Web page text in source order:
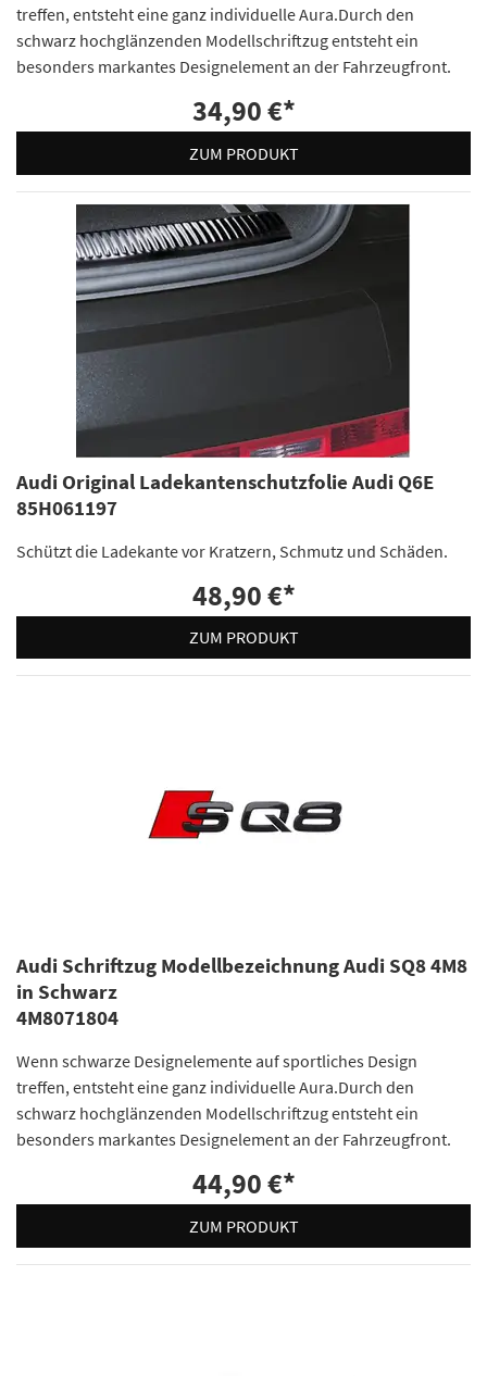
treffen, entsteht eine ganz individuelle Aura.Durch den
schwarz hochglänzenden Modellschriftzug entsteht ein
besonders markantes Designelement an der Fahrzeugfront.
34,90 €*
ZUM PRODUKT
Audi Original Ladekantenschutzfolie Audi Q6E
85H061197
Schützt die Ladekante vor Kratzern, Schmutz und Schäden.
48,90 €*
ZUM PRODUKT
Audi Schriftzug Modellbezeichnung Audi SQ8 4M8
in Schwarz
4M8071804
Wenn schwarze Designelemente auf sportliches Design
treffen, entsteht eine ganz individuelle Aura.Durch den
schwarz hochglänzenden Modellschriftzug entsteht ein
besonders markantes Designelement an der Fahrzeugfront.
44,90 €*
ZUM PRODUKT